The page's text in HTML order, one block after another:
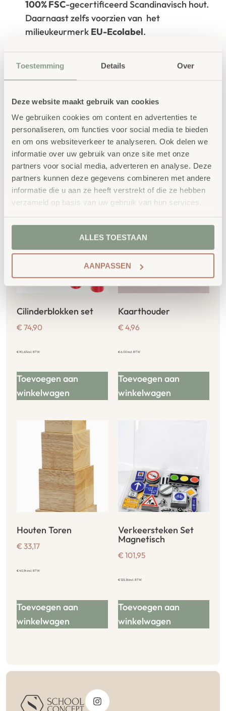
Toestemming Details Over
Deze website maakt gebruik van cookies
We gebruiken cookies om content en advertenties te
personaliseren, om functies voor social media te bieden
en om ons websiteverkeer te analyseren. Ook delen we
informatie over uw gebruik van onze site met onze
partners voor social media, adverteren en analyse. Deze
partners kunnen deze gegevens combineren met andere
informatie die u aan ze heeft verstrekt of die ze hebben
verzameld op basis van uw gebruik van hun services.
ALLES TOESTAAN
AANPASSEN
100% FSC-gecertificeerd Scandinavisch hout.
Daarnaast zelfs voorzien van het
milieukeurmerk EU-Ecolabel.
Extra informatie
SKU 86359
Gerelateerde
producten
Cilinderblokken set
€ 74,90
€90,63incl. BTW
Toevoegen aan
winkelwagen
Kaarthouder
€ 4,96
€6,00incl. BTW
Toevoegen aan
winkelwagen
Houten Toren
€ 33,17
€40,14incl. BTW
Toevoegen aan
winkelwagen
Verkeersteken Set
Magnetisch
€ 101,95
€123,36incl. BTW
Toevoegen aan
winkelwagen